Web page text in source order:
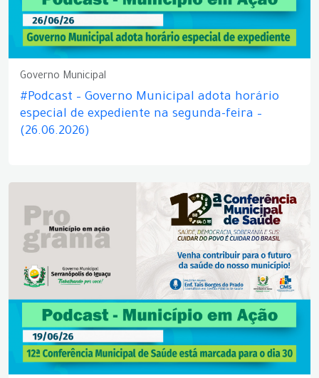
Governo Municipal
#Podcast – Governo Municipal adota horário
especial de expediente na segunda-feira –
(26.06.2026)